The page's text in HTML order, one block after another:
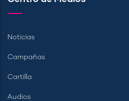
Noticias
Campañas
Cartilla
Audios